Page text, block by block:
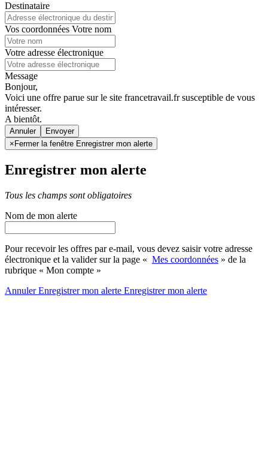
Destinataire
Vos coordonnées Votre nom
Votre adresse électronique
Message
Bonjour,
Voici une offre parue sur le site francetravail.fr susceptible de vous
intéresser.
A bientôt.
Annuler
× Fermer la fenêtre Enregistrer mon alerte
Enregistrer mon alerte
Tous les champs sont obligatoires
Nom de mon alerte
Pour recevoir les offres par e-mail, vous devez saisir votre adresse
électronique et la valider sur la page « Mes coordonnées » de la
rubrique « Mon compte »
AnnulerEnregistrer mon alerte Enregistrermon alerte